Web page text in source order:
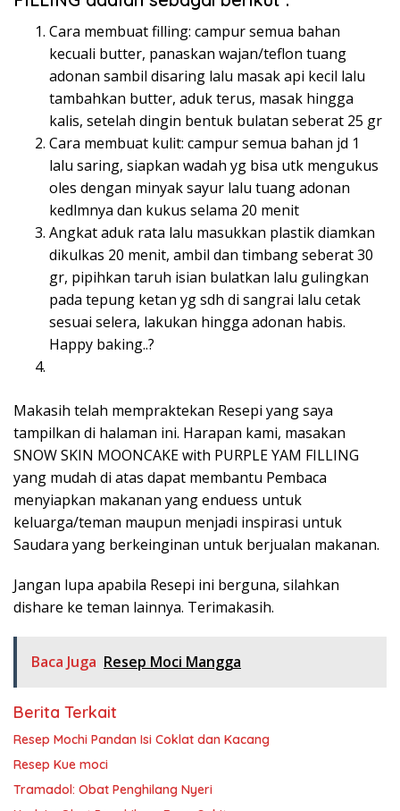
Cara membuat filling: campur semua bahan
kecuali butter, panaskan wajan/teflon tuang
adonan sambil disaring lalu masak api kecil lalu
tambahkan butter, aduk terus, masak hingga
kalis, setelah dingin bentuk bulatan seberat 25 gr
Cara membuat kulit: campur semua bahan jd 1
lalu saring, siapkan wadah yg bisa utk mengukus
oles dengan minyak sayur lalu tuang adonan
kedlmnya dan kukus selama 20 menit
Angkat aduk rata lalu masukkan plastik diamkan
dikulkas 20 menit, ambil dan timbang seberat 30
gr, pipihkan taruh isian bulatkan lalu gulingkan
pada tepung ketan yg sdh di sangrai lalu cetak
sesuai selera, lakukan hingga adonan habis.
Happy baking..?
Makasih telah mempraktekan Resepi yang saya
tampilkan di halaman ini. Harapan kami, masakan
SNOW SKIN MOONCAKE with PURPLE YAM FILLING
yang mudah di atas dapat membantu Pembaca
menyiapkan makanan yang enduess untuk
keluarga/teman maupun menjadi inspirasi untuk
Saudara yang berkeinginan untuk berjualan makanan.
Jangan lupa apabila Resepi ini berguna, silahkan
dishare ke teman lainnya. Terimakasih.
Baca Juga Resep Moci Mangga
Berita Terkait
Resep Mochi Pandan Isi Coklat dan Kacang
Resep Kue moci
Tramadol: Obat Penghilang Nyeri